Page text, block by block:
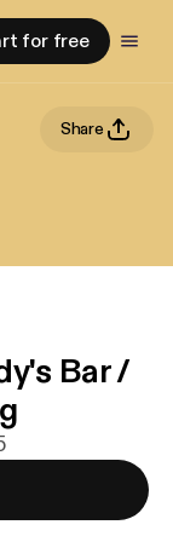
for free
Share
Bar /